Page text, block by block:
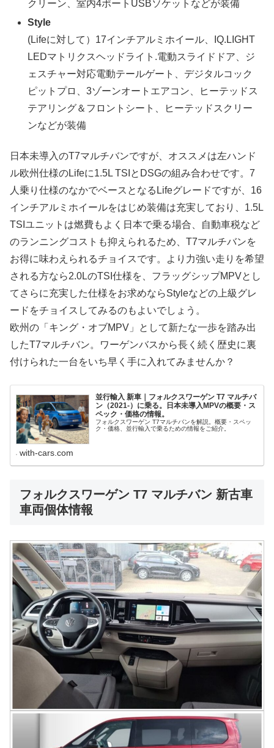
クリーン、室内4ポートUSBソケットなどが装備
Style
(Lifeに対して）17インチアルミホイール、IQ.LIGHT
LEDマトリクスヘッドライト.電動スライドドア、ジ
ェスチャー対応電動テールゲート、デジタルコック
ピットプロ、3ゾーンオートエアコン、ヒーテッドス
テアリング＆フロントシート、ヒーテッドスクリー
ンなどが装備
日本未導入のT7マルチバンですが、オススメは左ハンド
ル欧州仕様のLifeに1.5L TSIとDSGの組み合わせです。7
人乗り仕様のなかでベースとなるLifeグレードですが、16
インチアルミホイールをはじめ装備は充実しており、1.5L
TSIユニットは燃費もよく日本で乗る場合、自動車税など
のランニングコストも抑えられるため、T7マルチバンを
お得に味わえられるチョイスです。より力強い走りを希望
される方なら2.0LのTSI仕様を、フラッグシップMPVとし
てさらに充実した仕様をお求めならStyleなどの上級グレ
ードをチョイスしてみるのもよいでしょう。
欧州の「キング・オブMPV」として新たな一歩を踏み出
したT7マルチバン。ワーゲンバスから長く続く歴史に裏
付けられた一台をいち早く手に入れてみませんか？
並行輸入 新車｜フォルクスワーゲン T7 マルチバ
ン（2021-）に乗る。日本未導入MPVの概要・ス
ペック・価格の情報。
フォルクスワーゲン T7マルチバンを解説。概要・スペッ
ク・価格、並行輸入で乗るための情報をご紹介。
with-cars.com
フォルクスワーゲン T7 マルチバン 新古車
車両個体情報